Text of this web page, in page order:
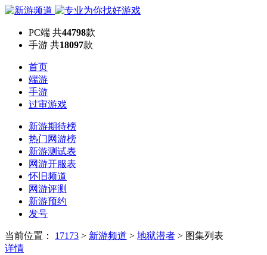
PC端 共44798款
手游 共18097款
首页
端游
手游
过审游戏
新游期待榜
热门网游榜
新游测试表
网游开服表
怀旧频道
网游评测
新游预约
发号
当前位置： 17173 > 新游频道 > 地狱潜者 > 图集列表
详情